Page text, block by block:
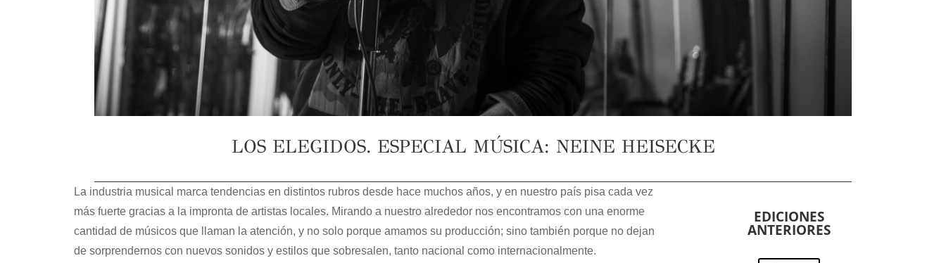
LOS ELEGIDOS. ESPECIAL MÚSICA: NEINE HEISECKE
La industria musical marca tendencias en distintos rubros desde hace muchos años, y en nuestro país pisa cada vez
más fuerte gracias a la impronta de artistas locales. Mirando a nuestro alrededor nos encontramos con una enorme
cantidad de músicos que llaman la atención, y no solo porque amamos su producción; sino también porque no dejan
de sorprendernos con nuevos sonidos y estilos que sobresalen, tanto nacional como internacionalmente.
EDICIONES
ANTERIORES